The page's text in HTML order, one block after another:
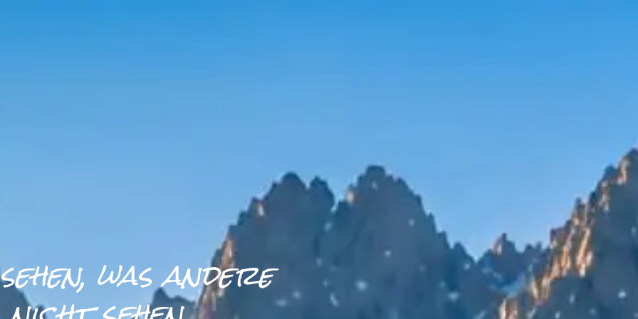
was andere